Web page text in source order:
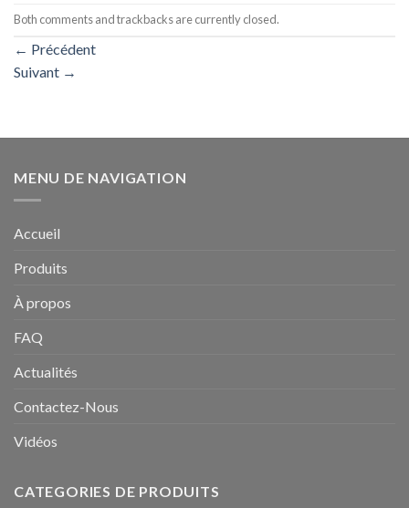
Both comments and trackbacks are currently closed.
← Précédent
Suivant →
MENU DE NAVIGATION
Accueil
Produits
À propos
FAQ
Actualités
Contactez-Nous
Vidéos
CATEGORIES DE PRODUITS